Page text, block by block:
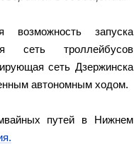
возможность запуска
сеть троллейбусов
сеть Дзержинска
автономным ходом.
путей в Нижнем